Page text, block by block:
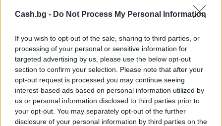
Cash.bg - Do Not Process My Personal Information
If you wish to opt-out of the sale, sharing to third parties, or
processing of your personal or sensitive information for
targeted advertising by us, please use the below opt-out
section to confirm your selection. Please note that after your
opt-out request is processed you may continue seeing
interest-based ads based on personal information utilized by
us or personal information disclosed to third parties prior to
your opt-out. You may separately opt-out of the further
disclosure of your personal information by third parties on the
Хирошима призова за мир и
недопускане на нова ядрена трагедия
07.08.2026 / 14:00